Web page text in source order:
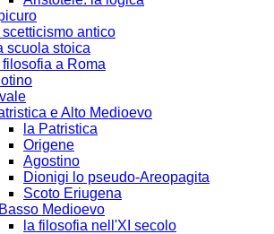
scetticismo antico
scuola stoica
filosofia a Roma
e Alto Medioevo
la Patristica
Origene
Agostino
Dionigi lo pseudo-Areopagita
Scoto Eriugena
Basso Medioevo
la filosofia nell'XI secolo